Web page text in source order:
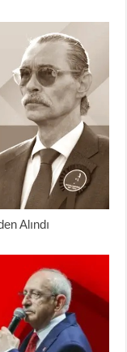
Alındı